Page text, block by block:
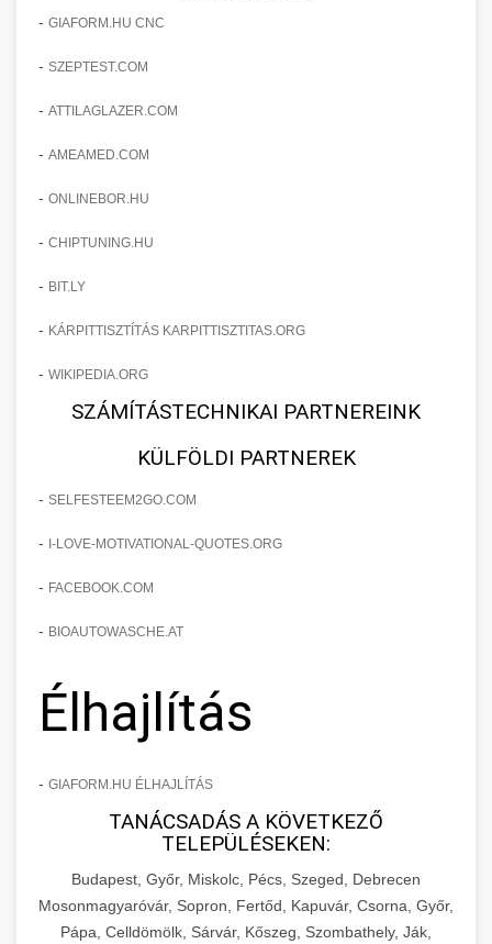
- GIAFORM.HU CNC
- SZEPTEST.COM
- ATTILAGLAZER.COM
- AMEAMED.COM
- ONLINEBOR.HU
- CHIPTUNING.HU
- BIT.LY
- KÁRPITTISZTÍTÁS KARPITTISZTITAS.ORG
- WIKIPEDIA.ORG
SZÁMÍTÁSTECHNIKAI PARTNEREINK
KÜLFÖLDI PARTNEREK
- SELFESTEEM2GO.COM
- I-LOVE-MOTIVATIONAL-QUOTES.ORG
- FACEBOOK.COM
- BIOAUTOWASCHE.AT
Élhajlítás
- GIAFORM.HU ÉLHAJLÍTÁS
TANÁCSADÁS A KÖVETKEZŐ
TELEPÜLÉSEKEN:
Budapest, Győr, Miskolc, Pécs, Szeged, Debrecen
Mosonmagyaróvár, Sopron, Fertőd, Kapuvár, Csorna, Győr,
Pápa, Celldömölk, Sárvár, Kőszeg, Szombathely, Ják,